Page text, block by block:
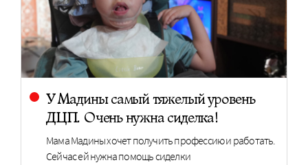
У Мадины самый тяжелый уровень
ДЦП. Очень нужна сиделка!
Мама Мадины хочет получить профессию и работать.
Сейчас ей нужна помощь сиделки